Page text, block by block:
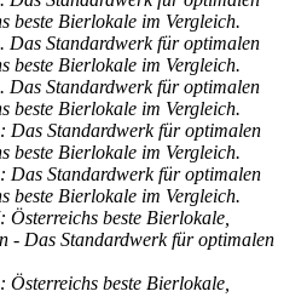
beste Bierlokale im Vergleich.
Das Standardwerk für optimalen
beste Bierlokale im Vergleich.
Das Standardwerk für optimalen
beste Bierlokale im Vergleich.
Das Standardwerk für optimalen
beste Bierlokale im Vergleich.
Das Standardwerk für optimalen
beste Bierlokale im Vergleich.
beste Bierlokale,
- Das Standardwerk für optimalen
beste Bierlokale,